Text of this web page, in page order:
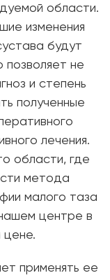
области.
изменения
будут
позволяет не
и степень
полученные
лечения.
области, где
метода
малого таза
центре в
цене.
применять ее